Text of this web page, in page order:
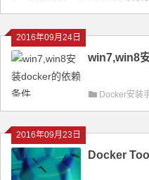
2016年09月24日
win7,win8
Docker安装
2016年09月23日
Docker